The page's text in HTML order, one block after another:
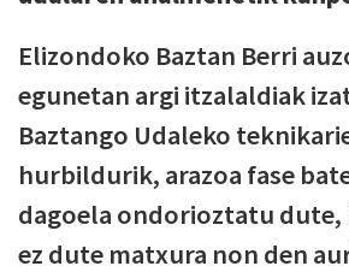
Elizondoko Baztan Berri
egunetan argi itzalaldiak
Baztango Udaleko
hurbildurik, arazoa fase
dagoela ondorioztatu dute,
ez dute matxura non den